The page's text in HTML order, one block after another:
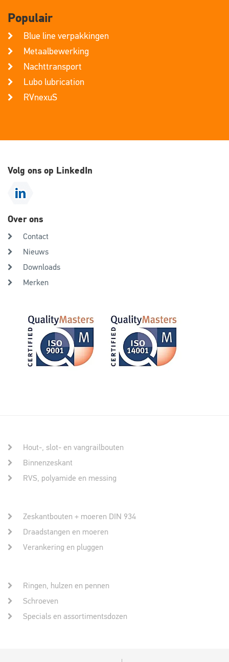
Populair
Blue line verpakkingen
Metaalbewerking
Nachttransport
Lubo lubrication
RVnexuS
Volg ons op LinkedIn
Over ons
Contact
Nieuws
Downloads
Merken
Hout-, slot- en vangrailbouten
Binnenzeskant
RVS, polyamide en messing
Zeskantbouten + moeren DIN 934
Draadstangen en moeren
Verankering en pluggen
Ringen, hulzen en pennen
Schroeven
Specials en assortimentsdozen